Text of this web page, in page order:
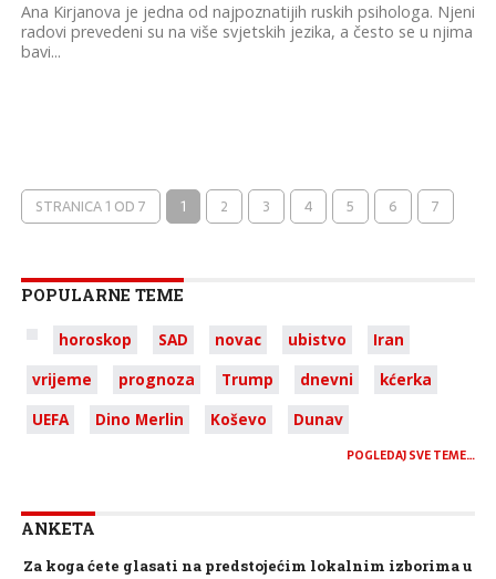
Ana Kirjanova je jedna od najpoznatijih ruskih psihologa. Njeni
radovi prevedeni su na više svjetskih jezika, a često se u njima
bavi...
STRANICA 1 OD 7 1 2 3 4 5 6 7
POPULARNE TEME
horoskop SAD novac ubistvo
Iran
vrijeme
prognoza Trump dnevni
kćerka
UEFA
Dino Merlin Koševo Dunav
POGLEDAJ SVE TEME…
ANKETA
Za koga ćete glasati na predstojećim lokalnim izborima u